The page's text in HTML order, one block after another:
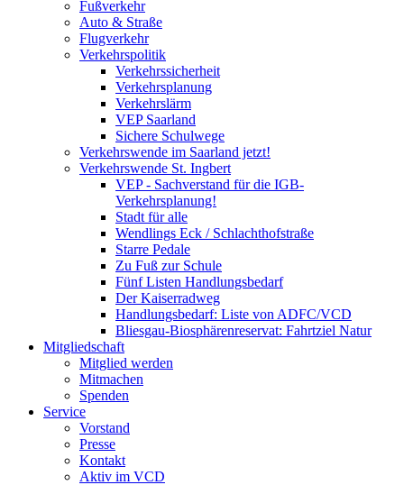
Fußverkehr
Auto & Straße
Flugverkehr
Verkehrspolitik
Verkehrssicherheit
Verkehrsplanung
Verkehrslärm
VEP Saarland
Sichere Schulwege
Verkehrswende im Saarland jetzt!
Verkehrswende St. Ingbert
VEP - Sachverstand für die IGB-
Verkehrsplanung!
Stadt für alle
Wendlings Eck / Schlachthofstraße
Starre Pedale
Zu Fuß zur Schule
Fünf Listen Handlungsbedarf
Der Kaiserradweg
Handlungsbedarf: Liste von ADFC/VCD
Bliesgau-Biosphärenreservat: Fahrtziel Natur
Mitgliedschaft
Mitglied werden
Mitmachen
Spenden
Service
Vorstand
Presse
Kontakt
Aktiv im VCD